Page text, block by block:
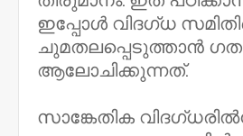
ഇപ്പോൾ വിദഗ്ധ
ചുമതലപ്പെടുത്താൻ
ആലോചിക്കുന്നത്.
സാ​​ങ്കേതിക